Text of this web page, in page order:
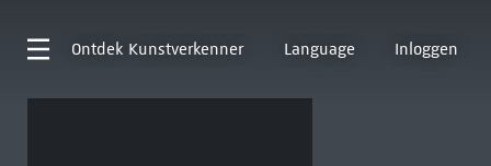
Ontdek Kunstverkenner Language Inloggen